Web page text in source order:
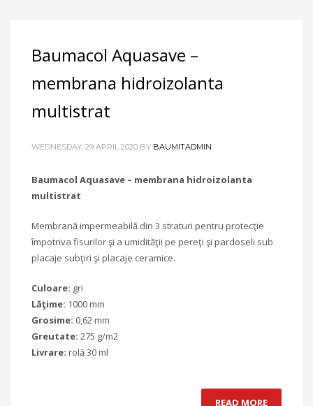
Baumacol Aquasave –
membrana hidroizolanta
multistrat
WEDNESDAY, 29 APRIL 2020 BY BAUMITADMIN
Baumacol Aquasave – membrana hidroizolanta
multistrat
Membrană impermeabilă din 3 straturi pentru protecţie
împotriva fisurilor şi a umidităţii pe pereţi şi pardoseli sub
placaje subţiri şi placaje ceramice.
Culoare: gri
Lăţime: 1000 mm
Grosime: 0,62 mm
Greutate: 275 g/m2
Livrare: rolă 30 ml
READ MORE